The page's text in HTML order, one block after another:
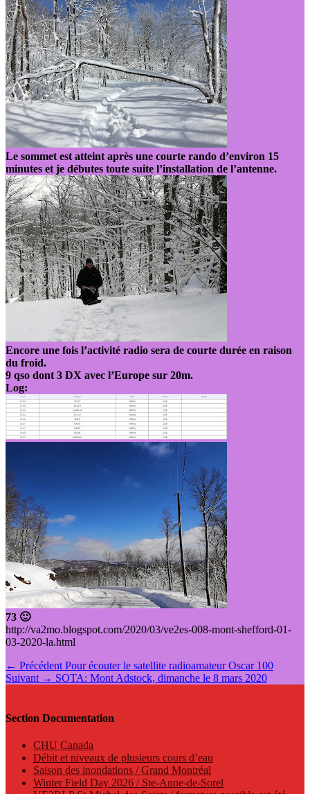
Le sommet est atteint après une courte rando d’environ 15
minutes et je débutes toute suite l’installation de l’antenne.
Encore une fois l’activité radio sera de courte durée en raison
du froid.
9 qso dont 3 DX avec l’Europe sur 20m.
Log:
73 🙂
http://va2mo.blogspot.com/2020/03/ve2es-008-mont-shefford-01-
03-2020-la.html
Navigation
de
← Précédent Article
précédent
Pour écouter le satellite radioamateur Oscar 100
Suivant → Article
SOTA: Mont Adstock, dimanche le 8 mars 2020
Section Documentation
CHU Canada
Débit et niveaux de plusieurs cours d’eau
Saison des inondations / Grand Montréal
Winter Field Day 2026 / Ste-Anne-de-Sorel